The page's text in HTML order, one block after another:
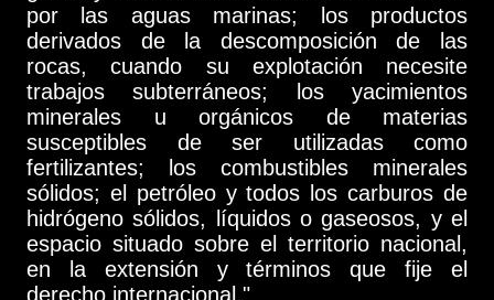
por las aguas marinas; los productos
derivados de la descomposición de las
rocas, cuando su explotación necesite
trabajos subterráneos; los yacimientos
minerales u orgánicos de materias
susceptibles de ser utilizadas como
fertilizantes; los combustibles minerales
sólidos; el petróleo y todos los carburos de
hidrógeno sólidos, líquidos o gaseosos, y el
espacio situado sobre el territorio nacional,
en la extensión y términos que fije el
derecho internacional."